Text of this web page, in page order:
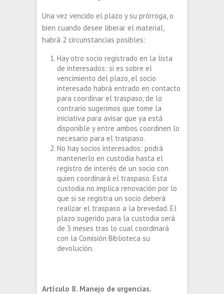
Una vez vencido el plazo y su prórroga, o
bien cuando desee liberar el material,
habrá 2 circunstancias posibles:
Hay otro socio registrado en la lista
de interesados: si es sobre el
vencimiento del plazo, el socio
interesado habrá entrado en contacto
para coordinar el traspaso, de lo
contrario sugerimos que tome la
iniciativa para avisar que ya está
disponible y entre ambos coordinen lo
necesario para el traspaso.
No hay socios interesados: podrá
mantenerlo en custodia hasta el
registro de interés de un socio con
quien coordinará el traspaso. Esta
custodia no implica renovación por lo
que si se registra un socio deberá
realizar el traspaso a la brevedad. El
plazo sugerido para la custodia será
de 3 meses tras lo cual coordinará
con la Comisión Biblioteca su
devolución.
Artículo 8. Manejo de urgencias.